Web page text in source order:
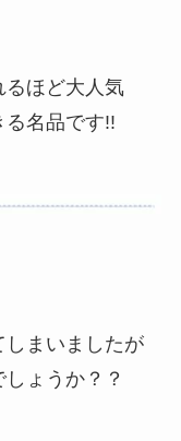
るほど大人気
る名品です!!
しまいましたが
ょうか？？